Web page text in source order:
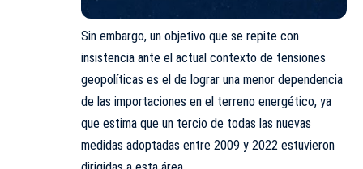
Sin embargo, un objetivo que se repite con
insistencia ante el actual contexto de tensiones
geopolíticas es el de lograr una menor dependencia
de las importaciones en el terreno energético, ya
que estima que un tercio de todas las nuevas
medidas adoptadas entre 2009 y 2022 estuvieron